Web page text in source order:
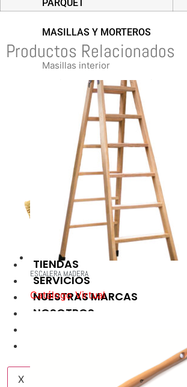
PARQUET
MASILLAS Y MORTEROS
Masillas interior
Masillas y morteros exterior
TIENDAS
SERVICIOS
NUESTRAS MARCAS
NOSOTROS
X
Productos Relacionados
ESCALERA MADERA
Catálogo Virtual